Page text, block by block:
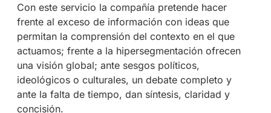
Con este servicio la compañía pretende hacer
frente al exceso de información con ideas que
permitan la comprensión del contexto en el que
actuamos; frente a la hipersegmentación ofrecen
una visión global; ante sesgos políticos,
ideológicos o culturales, un debate completo y
ante la falta de tiempo, dan síntesis, claridad y
concisión.